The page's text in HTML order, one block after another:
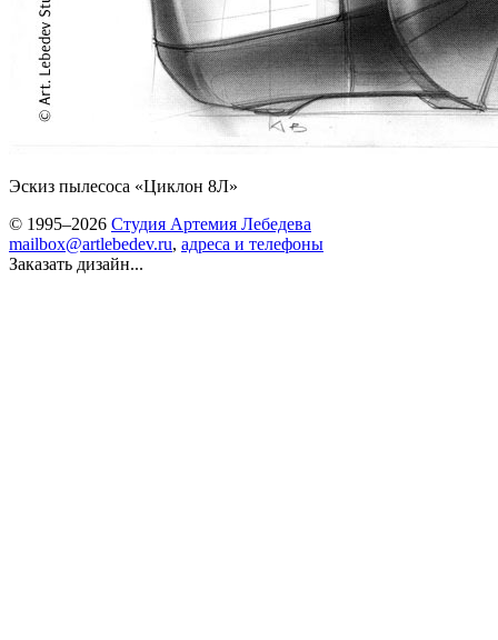
Эскиз пылесоса «Циклон 8Л»
© 1995–2026 Студия Артемия Лебедева
mailbox@artlebedev.ru, адреса и телефоны
Заказать дизайн...